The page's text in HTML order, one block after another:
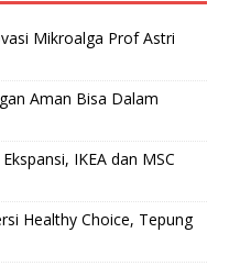
Mikroalga Prof Astri
Aman Bisa Dalam
IKEA dan MSC
Healthy Choice, Tepung